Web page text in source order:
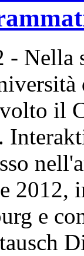
- Nella
il
2012,
e